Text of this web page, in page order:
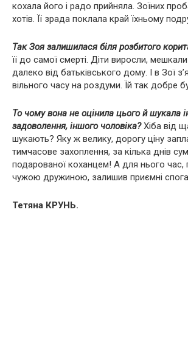
кохала його і радо прийняла. Зоїних
хотів. Її зрада поклала край їхньому
Так Зоя залишилася біля розбитого
її до самої смepтi. Діти виросли, мешкали
далеко від батьківського дому. І в Зої
вільного часу на роздуми. Їй так добре
То чому вона не оцінила цього й шукала
задоволення, іншого чоловіка? Хіба від
шукають? Яку ж велику, дорогу ціну
тимчасове захоплення, за кілька днів
подарованої коханцем! А для нього час,
чужою дружиною, залишив приємні
Тетяна КРУНЬ.